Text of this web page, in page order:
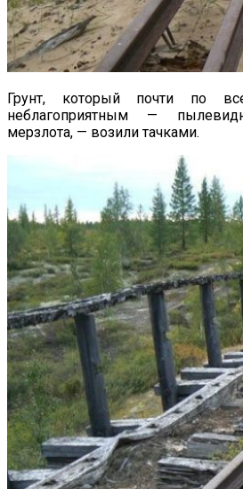
Грунт, который почти по
неблагоприятным —
мерзлота, — возили тачками.